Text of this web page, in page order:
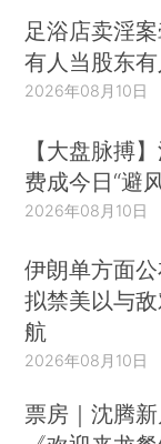
足浴店卖淫
有人当股东
2026年08月10日
【大盘脉搏
费成今日“避
2026年08月10日
伊朗单方面
拟禁美以与
航
2026年08月10日
票房｜沈腾